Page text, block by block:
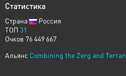
Статистика
Страна
Россия
ТОП 31
Очков 76 449 667
Альянс Combining the Zerg and Terran